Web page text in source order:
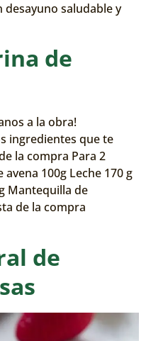
desayuno saludable y
de
a la obra!
ingredientes que te
la compra Para 2
100g Leche 170 g
Mantequilla de
de la compra
de